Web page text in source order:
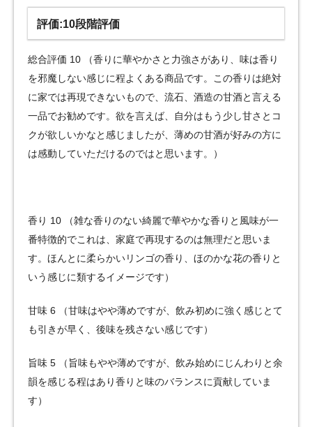
評価:10段階評価
総合評価 10 （香りに華やかさと力強さがあり、味は香り
を邪魔しない感じに程よくある商品です。この香りは絶対
に家では再現できないもので、流石、酒造の甘酒と言える
一品でお勧めです。欲を言えば、自分はもう少し甘さとコ
クが欲しいかなと感じましたが、薄めの甘酒が好みの方に
は感動していただけるのではと思います。）
香り 10 （雑な香りのない綺麗で華やかな香りと風味が一
番特徴的でこれは、家庭で再現するのは無理だと思いま
す。ほんとに柔らかいリンゴの香り、ほのかな花の香りと
いう感じに類するイメージです）
甘味 6 （甘味はやや薄めですが、飲み初めに強く感じとて
も引きが早く、後味を残さない感じです）
旨味 5 （旨味もやや薄めですが、飲み始めにじんわりと余
韻を感じる程はあり香りと味のバランスに貢献していま
す）